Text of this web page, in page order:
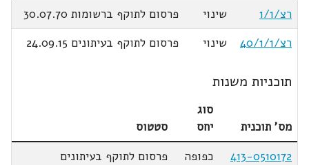
רצ/1/1
שינוי
פרסום לתוקף ברשומות 30.07.70
רצ/40/1/1
שינוי פרסום לתוקף בעיתונים 24.09.15
תוכניות משנות
מס' תוכנית
סוג
יחס
סטטוס
413-0510172
כפופה
פרסום לתוקף בעיתונים